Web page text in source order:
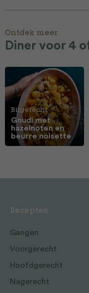
Ontdek meer
Diner voor 4
Bijgerecht
Gnudi met
hazelnoten en
beurre noisette
Recepten
Gangen
Voorgerecht
Hoofdgerecht
Nagerecht